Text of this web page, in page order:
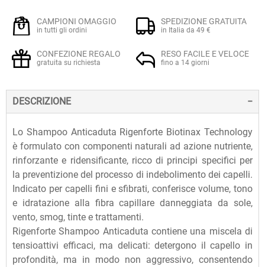
CAMPIONI OMAGGIO
in tutti gli ordini
SPEDIZIONE GRATUITA
in Italia da 49 €
CONFEZIONE REGALO
gratuita su richiesta
RESO FACILE E VELOCE
fino a 14 giorni
DESCRIZIONE
Lo Shampoo Anticaduta Rigenforte Biotinax Technology
è formulato con componenti naturali ad azione nutriente,
rinforzante e ridensificante, ricco di principi specifici per
la preventizione del processo di indebolimento dei capelli.
Indicato per capelli fini e sfibrati, conferisce volume, tono
e idratazione alla fibra capillare danneggiata da sole,
vento, smog, tinte e trattamenti.
Rigenforte Shampoo Anticaduta contiene una miscela di
tensioattivi efficaci, ma delicati: detergono il capello in
profondità, ma in modo non aggressivo, consentendo